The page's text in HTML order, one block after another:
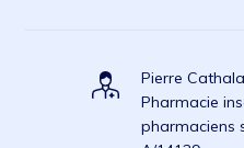
Pierre
Pharmacie
pharmaciens